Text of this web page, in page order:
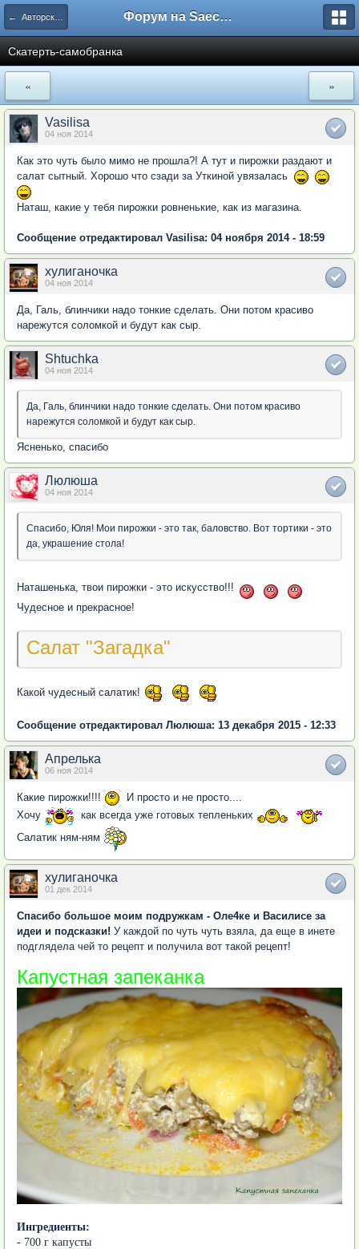
← Авторские рецепты Форум на Saechka.Ru - энциклопедия домашнего уюта
Скатерть-самобранка
« »
Vasilisa
04 ноя 2014
Как это чуть было мимо не прошла?! А тут и пирожки раздают и
салат сытный. Хорошо что сзади за Уткиной увязалась
Наташ, какие у тебя пирожки ровненькие, как из магазина.
Сообщение отредактировал Vasilisa: 04 ноября 2014 - 18:59
хулиганочка
04 ноя 2014
Да, Галь, блинчики надо тонкие сделать. Они потом красиво
нарежутся соломкой и будут как сыр.
Shtuchka
04 ноя 2014
Да, Галь, блинчики надо тонкие сделать. Они потом красиво
нарежутся соломкой и будут как сыр.
Ясненько, спасибо
Люлюша
04 ноя 2014
Спасибо, Юля! Мои пирожки - это так, баловство. Вот тортики - это
да, украшение стола!
Наташенька, твои пирожки - это искусство!!!
Чудесное и прекрасное!
Салат "Загадка"
Какой чудесный салатик!
Сообщение отредактировал Люлюша: 13 декабря 2015 - 12:33
Апрелька
06 ноя 2014
Какие пирожки!!!!
И просто и не просто....
Хочу
как всегда уже готовых тепленьких
Салатик ням-ням
хулиганочка
01 дек 2014
Спасибо большое моим подружкам - Оле4ке и Василисе за
идеи и подсказки! У каждой по чуть чуть взяла, да еще в инете
подглядела чей то рецепт и получила вот такой рецепт!
Капустная запеканка
Ингредиенты:
- 700 г капусты